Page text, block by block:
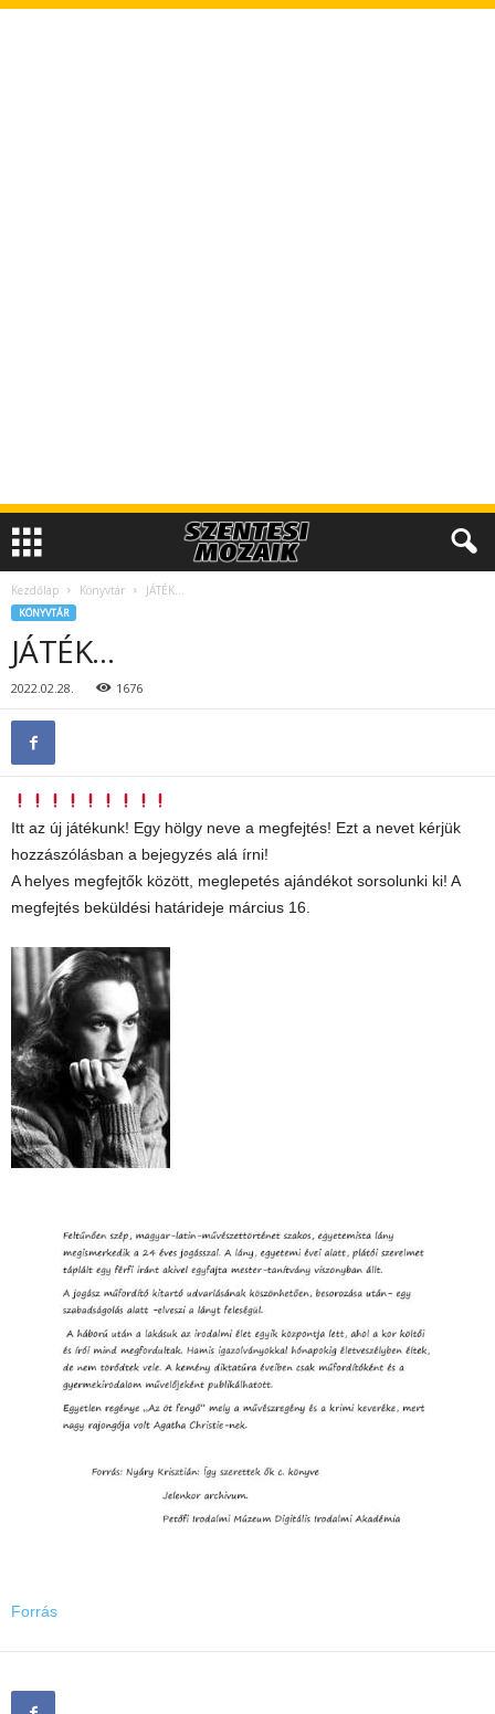
Kezdőlap Könyvtár JÁTÉK…
KÖNYVTÁR
JÁTÉK…
2022.02.28. 1676
Itt az új játékunk! Egy hölgy neve a megfejtés! Ezt a nevet kérjük
hozzászólásban a bejegyzés alá írni!
A helyes megfejtők között, meglepetés ajándékot sorsolunki ki! A
megfejtés beküldési határideje március 16.
Forrás